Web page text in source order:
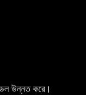
উন্নত করে।